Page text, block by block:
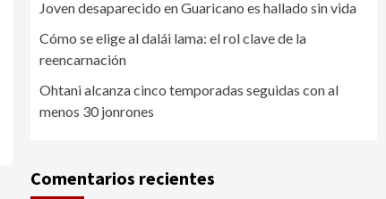
Joven desaparecido en Guaricano es hallado sin vida
Cómo se elige al dalái lama: el rol clave de la
reencarnación
Ohtani alcanza cinco temporadas seguidas con al
menos 30 jonrones
Comentarios recientes